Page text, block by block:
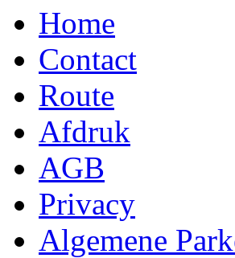
Home
Contact
Route
Afdruk
AGB
Privacy
Algemene